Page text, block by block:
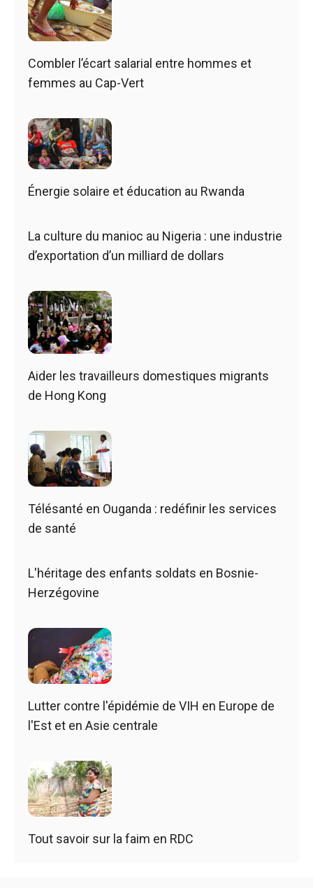
Combler l’écart salarial entre hommes et
femmes au Cap-Vert
Énergie solaire et éducation au Rwanda
La culture du manioc au Nigeria : une industrie
d’exportation d’un milliard de dollars
Aider les travailleurs domestiques migrants
de Hong Kong
Télésanté en Ouganda : redéfinir les services
de santé
L'héritage des enfants soldats en Bosnie-
Herzégovine
Lutter contre l'épidémie de VIH en Europe de
l'Est et en Asie centrale
Tout savoir sur la faim en RDC